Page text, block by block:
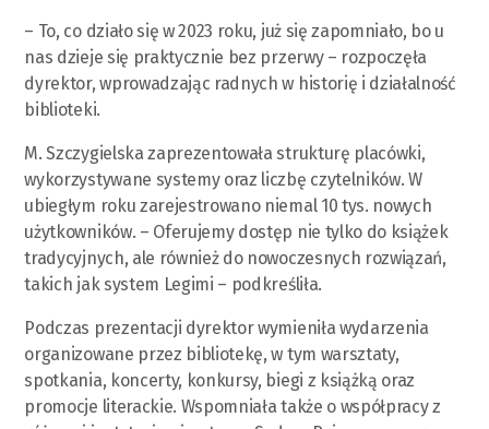
– To, co działo się w 2023 roku, już się zapomniało, bo u
nas dzieje się praktycznie bez przerwy – rozpoczęła
dyrektor, wprowadzając radnych w historię i działalność
biblioteki.
M. Szczygielska zaprezentowała strukturę placówki,
wykorzystywane systemy oraz liczbę czytelników. W
ubiegłym roku zarejestrowano niemal 10 tys. nowych
użytkowników. – Oferujemy dostęp nie tylko do książek
tradycyjnych, ale również do nowoczesnych rozwiązań,
takich jak system Legimi – podkreśliła.
Podczas prezentacji dyrektor wymieniła wydarzenia
organizowane przez bibliotekę, w tym warsztaty,
spotkania, koncerty, konkursy, biegi z książką oraz
promocje literackie. Wspomniała także o współpracy z